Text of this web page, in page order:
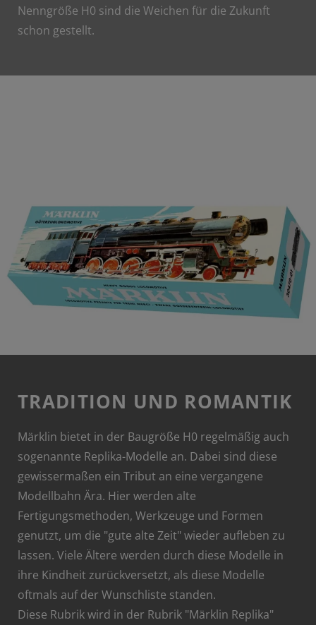
Nenngröße H0 sind die Weichen für die Zukunft
schon gestellt.
TRADITION UND ROMANTIK
Märklin bietet in der Baugröße H0 regelmäßig auch
sogenannte Replika-Modelle an. Dabei sind diese
gewissermaßen ein Tribut an eine vergangene
Modellbahn Ära. Hier werden alte
Fertigungsmethoden, Werkzeuge und Formen
genutzt, um die "gute alte Zeit" wieder aufleben zu
lassen. Viele Ältere werden durch diese Modelle in
ihre Kindheit zurückversetzt, als diese Modelle
oftmals auf der Wunschliste standen.
Diese Rubrik wird in der Rubrik "Märklin Replika"